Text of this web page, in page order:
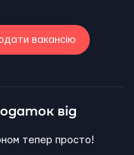
вакансію
від
тепер просто!